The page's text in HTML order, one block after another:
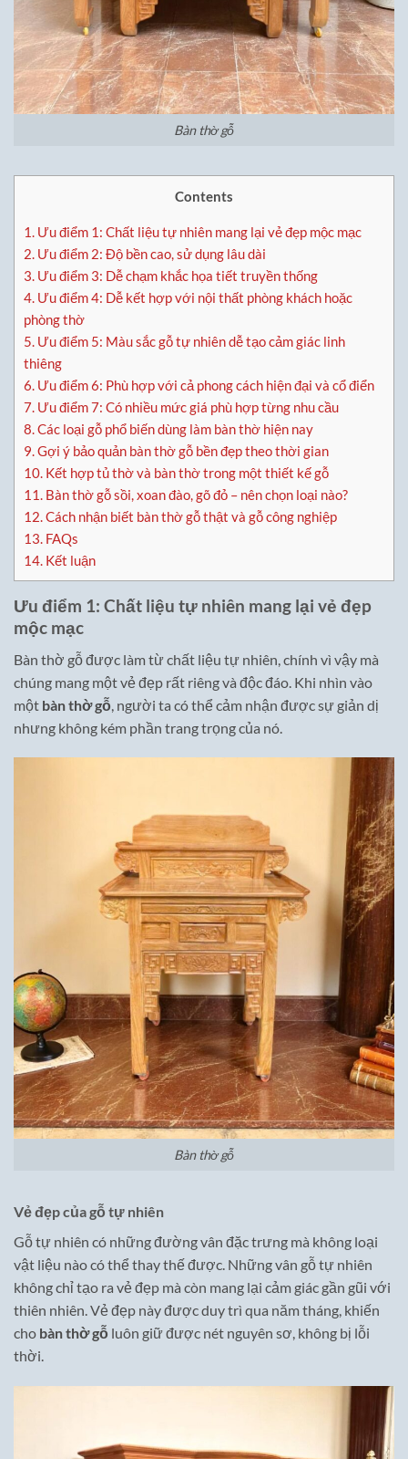
Bàn thờ gỗ
Contents
1. Ưu điểm 1: Chất liệu tự nhiên mang lại vẻ đẹp mộc mạc
2. Ưu điểm 2: Độ bền cao, sử dụng lâu dài
3. Ưu điểm 3: Dễ chạm khắc họa tiết truyền thống
4. Ưu điểm 4: Dễ kết hợp với nội thất phòng khách hoặc
phòng thờ
5. Ưu điểm 5: Màu sắc gỗ tự nhiên dễ tạo cảm giác linh
thiêng
6. Ưu điểm 6: Phù hợp với cả phong cách hiện đại và cổ điển
7. Ưu điểm 7: Có nhiều mức giá phù hợp từng nhu cầu
8.Các loại gỗ phổ biến dùng làm bàn thờ hiện nay
9.Gợi ý bảo quản bàn thờ gỗ bền đẹp theo thời gian
10. Kết hợp tủ thờ và bàn thờ trong một thiết kế gỗ
11. Bàn thờ gỗ sồi, xoan đào, gõ đỏ – nên chọn loại nào?
12.Cách nhận biết bàn thờ gỗ thật và gỗ công nghiệp
13. FAQs
14. Kết luận
Ưu điểm 1: Chất liệu tự nhiên mang lại vẻ đẹp
mộc mạc
Bàn thờ gỗ được làm từ chất liệu tự nhiên, chính vì vậy mà
chúng mang một vẻ đẹp rất riêng và độc đáo. Khi nhìn vào
một bàn thờ gỗ , người ta có thể cảm nhận được sự giản dị
nhưng không kém phần trang trọng của nó.
Bàn thờ gỗ
Vẻ đẹp của gỗ tự nhiên
Gỗ tự nhiên có những đường vân đặc trưng mà không loại
vật liệu nào có thể thay thế được. Những vân gỗ tự nhiên
không chỉ tạo ra vẻ đẹp mà còn mang lại cảm giác gần gũi với
thiên nhiên. Vẻ đẹp này được duy trì qua năm tháng, khiến
cho bàn thờ gỗ luôn giữ được nét nguyên sơ, không bị lỗi
thời.